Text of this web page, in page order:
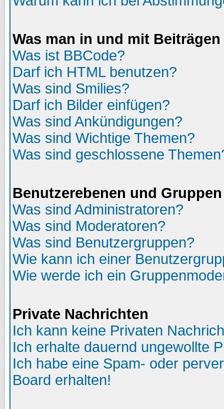
Was man in und mit
Was ist BBCode?
Darf ich HTML benutzen?
Was sind Smilies?
Darf ich Bilder einfügen?
Was sind Ankündigungen?
Was sind Wichtige Themen?
Was sind geschlossene
Benutzerebenen und Gruppen
Was sind Administratoren?
Was sind Moderatoren?
Was sind Benutzergruppen?
Wie kann ich einer
Wie werde ich ein
Private Nachrichten
Ich kann keine Privaten
Ich erhalte dauernd ungewollte
Ich habe eine Spam- oder
Board erhalten!